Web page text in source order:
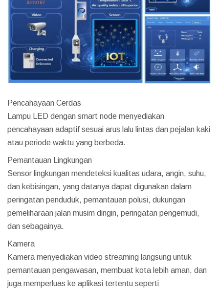
Pencahayaan Cerdas
Lampu LED dengan smart node menyediakan
pencahayaan adaptif sesuai arus lalu lintas dan pejalan kaki
atau periode waktu yang berbeda.
Pemantauan Lingkungan
Sensor lingkungan mendeteksi kualitas udara, angin, suhu,
dan kebisingan, yang datanya dapat digunakan dalam
peringatan penduduk, pemantauan polusi, dukungan
pemeliharaan jalan musim dingin, peringatan pengemudi,
dan sebagainya.
Kamera
Kamera menyediakan video streaming langsung untuk
pemantauan pengawasan, membuat kota lebih aman, dan
juga memperluas ke aplikasi tertentu seperti